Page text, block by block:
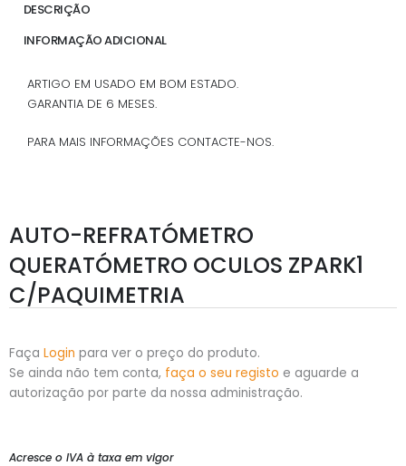
DESCRIÇÃO
INFORMAÇÃO ADICIONAL
ARTIGO EM USADO EM BOM ESTADO.
GARANTIA DE 6 MESES.
PARA MAIS INFORMAÇÕES CONTACTE-NOS.
AUTO-REFRATÓMETRO
QUERATÓMETRO OCULOS ZPARK1
C/PAQUIMETRIA
Faça Login para ver o preço do produto.
Se ainda não tem conta, faça o seu registo e aguarde a
autorização por parte da nossa administração.
Acresce o IVA à taxa em vigor